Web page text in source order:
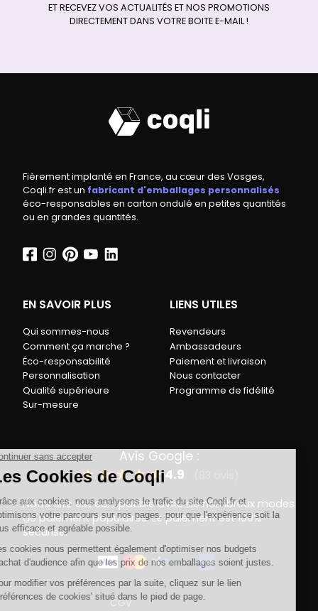
ET RECEVEZ VOS ACTUALITÉS ET NOS PROMOTIONS
DIRECTEMENT DANS VOTRE BOITE E-MAIL !
Fièrement implanté en France, au cœur des Vosges,
Coqli.fr est un fabricant d'emballages personnalisés
éco-responsables en carton ondulé en petites quantités
ou en grandes quantités.
EN SAVOIR PLUS
Qui sommes-nous
Comment ça marche ?
Éco-responsabilité
Personnalisation
Qualité supérieure
Sur-mesure
LIENS UTILES
Revendeurs
Ambassadeurs
Paiement et livraison
Nous contacter
Programme de fidélité
Avis Google :
★ ★★★★4.9
Notre site est compatible avec de nombreux modes
de paiement populaires. Le paiement est 100%
sécurisé.
CGV